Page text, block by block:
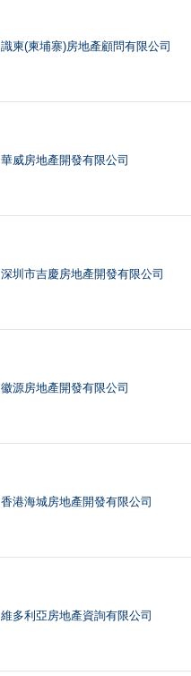
識柬(柬埔寨)房地產顧問有限公司
華威房地產開發有限公司
深圳市吉慶房地產開發有限公司
徽源房地產開發有限公司
香港海城房地產開發有限公司
維多利亞房地產資詢有限公司